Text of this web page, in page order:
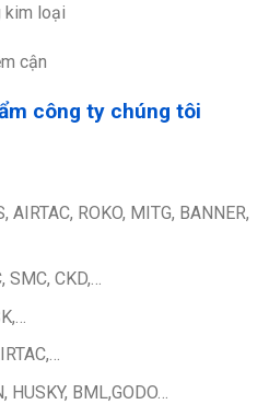
kim loại
cận
công ty chúng tôi
AIRTAC, ROKO, MITG, BANNER,
SMC, CKD,…
BML,GODO…